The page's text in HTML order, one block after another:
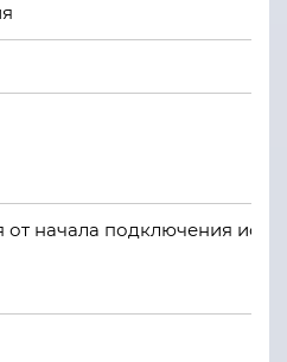
начала подключения